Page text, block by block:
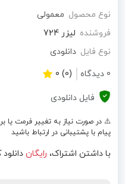
نوع محصول معمولی
فروشنده لیزر 724
نوع فایل دانلودی
0 دیدگاه
(0) 0
فایل دانلودی
⚠️ در صورت نیاز به تغییر فرمت یا
پیام با پشتیبانی در ارتباط باشید
با داشتن اشتراک، رایگان